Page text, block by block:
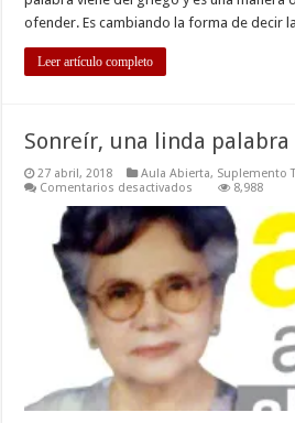
ofender. Es cambiando la forma de decir
Leer artículo completo
Sonreír, una linda palabra
27 abril, 2018 Aula Abierta, Suplemento
Comentarios desactivados
linda
palabra
8,988